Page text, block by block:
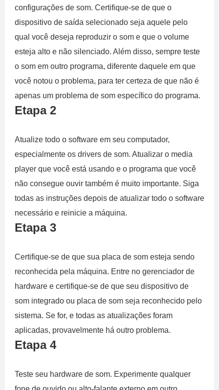
configurações de som. Certifique-se de que o
dispositivo de saída selecionado seja aquele pelo
qual você deseja reproduzir o som e que o volume
esteja alto e não silenciado. Além disso, sempre teste
o som em outro programa, diferente daquele em que
você notou o problema, para ter certeza de que não é
apenas um problema de som específico do programa.
Etapa 2
Atualize todo o software em seu computador,
especialmente os drivers de som. Atualizar o media
player que você está usando e o programa que você
não consegue ouvir também é muito importante. Siga
todas as instruções depois de atualizar todo o software
necessário e reinicie a máquina.
Etapa 3
Certifique-se de que sua placa de som esteja sendo
reconhecida pela máquina. Entre no gerenciador de
hardware e certifique-se de que seu dispositivo de
som integrado ou placa de som seja reconhecido pelo
sistema. Se for, e todas as atualizações foram
aplicadas, provavelmente há outro problema.
Etapa 4
Teste seu hardware de som. Experimente qualquer